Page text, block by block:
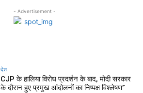
- Advertisement -
देश
CJP के हालिया विरोध प्रदर्शन के बाद, मोदी सरकार
के दौरान हुए प्रमुख आंदोलनों का निष्पक्ष विश्लेषण”